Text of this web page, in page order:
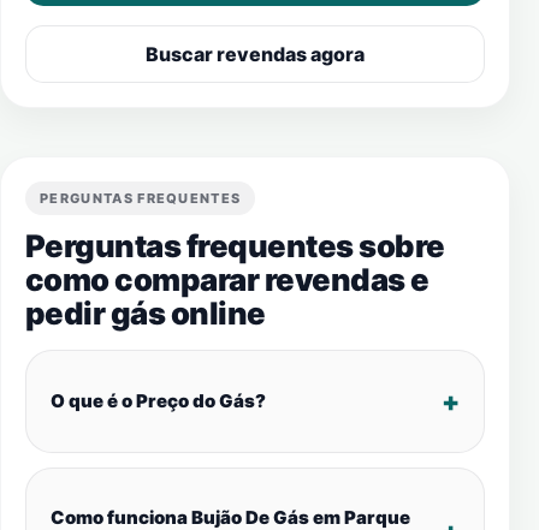
Buscar revendas agora
PERGUNTAS FREQUENTES
Perguntas frequentes sobre
como comparar revendas e
pedir gás online
O que é o Preço do Gás?
Como funciona Bujão De Gás em Parque